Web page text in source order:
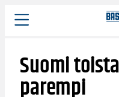
Siirry
sisältöön
Suomi
parempi